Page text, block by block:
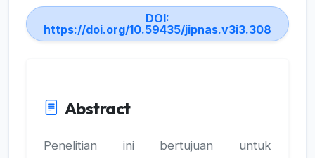
DOI:
https://doi.org/10.59435/jipnas.v3i3.308
Abstract
Penelitian ini bertujuan untuk